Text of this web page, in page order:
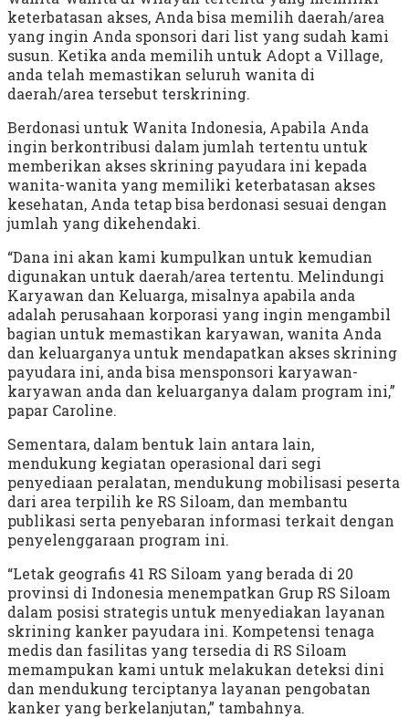
keterbatasan akses, Anda bisa memilih daerah/area
yang ingin Anda sponsori dari list yang sudah kami
susun. Ketika anda memilih untuk Adopt a Village,
anda telah memastikan seluruh wanita di
daerah/area tersebut terskrining.
Berdonasi untuk Wanita Indonesia, Apabila Anda
ingin berkontribusi dalam jumlah tertentu untuk
memberikan akses skrining payudara ini kepada
wanita-wanita yang memiliki keterbatasan akses
kesehatan, Anda tetap bisa berdonasi sesuai dengan
jumlah yang dikehendaki.
“Dana ini akan kami kumpulkan untuk kemudian
digunakan untuk daerah/area tertentu. Melindungi
Karyawan dan Keluarga, misalnya apabila anda
adalah perusahaan korporasi yang ingin mengambil
bagian untuk memastikan karyawan, wanita Anda
dan keluarganya untuk mendapatkan akses skrining
payudara ini, anda bisa mensponsori karyawan-
karyawan anda dan keluarganya dalam program ini,”
papar Caroline.
Sementara, dalam bentuk lain antara lain,
mendukung kegiatan operasional dari segi
penyediaan peralatan, mendukung mobilisasi peserta
dari area terpilih ke RS Siloam, dan membantu
publikasi serta penyebaran informasi terkait dengan
penyelenggaraan program ini.
“Letak geografis 41 RS Siloam yang berada di 20
provinsi di Indonesia menempatkan Grup RS Siloam
dalam posisi strategis untuk menyediakan layanan
skrining kanker payudara ini. Kompetensi tenaga
medis dan fasilitas yang tersedia di RS Siloam
memampukan kami untuk melakukan deteksi dini
dan mendukung terciptanya layanan pengobatan
kanker yang berkelanjutan,” tambahnya.